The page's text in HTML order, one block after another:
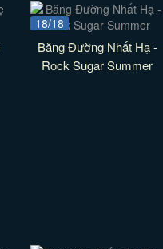
18/18
Băng Đường Nhất Hạ -
Rock Sugar Summer